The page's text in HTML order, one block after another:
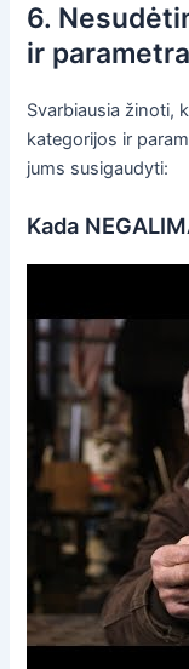
6.
ir
Svarbiausia žinoti,
kategorijos ir
jums susigaudyti:
Kada